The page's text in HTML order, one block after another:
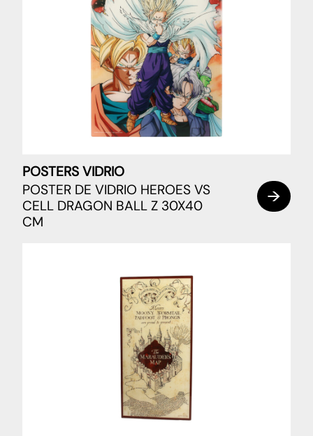
POSTERS VIDRIO
POSTER DE VIDRIO HEROES VS
CELL DRAGON BALL Z 30X40
CM